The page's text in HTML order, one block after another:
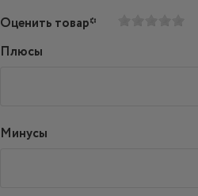
Оценить товар*
Плюсы
Минусы